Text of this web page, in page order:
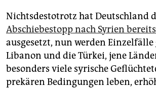
Nichtsdestotrotz hat Deutschland
Abschiebestopp nach Syrien
ausgesetzt, nun werden
Libanon und die Türkei, jene
besonders viele syrische
prekären Bedingungen leben,